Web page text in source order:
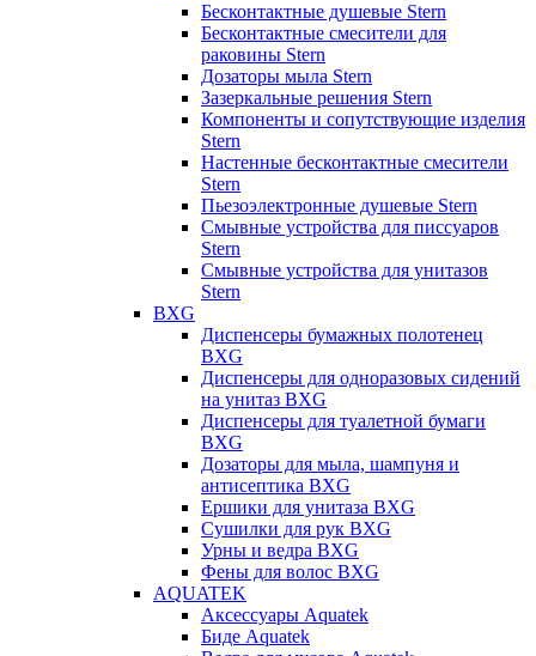
Бесконтактные душевые Stern
Бесконтактные смесители для
раковины Stern
Дозаторы мыла Stern
Зазеркальные решения Stern
Компоненты и сопутствующие изделия
Stern
Настенные бесконтактные смесители
Stern
Пьезоэлектронные душевые Stern
Смывные устройства для писсуаров
Stern
Смывные устройства для унитазов
Stern
BXG
Диспенсеры бумажных полотенец
BXG
Диспенсеры для одноразовых сидений
на унитаз BXG
Диспенсеры для туалетной бумаги
BXG
Дозаторы для мыла, шампуня и
антисептика BXG
Ершики для унитаза BXG
Сушилки для рук BXG
Урны и ведра BXG
Фены для волос BXG
AQUATEK
Аксессуары Aquatek
Биде Aquatek